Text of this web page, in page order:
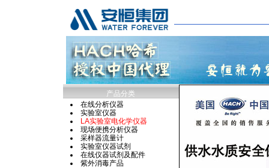
产品分类
在线分析仪器
实验室仪器
LA实验室电化学仪器
现场便携分析仪器
采样器流量计
实验室仪器试剂
在线仪器试剂及配件
紫外消毒产品